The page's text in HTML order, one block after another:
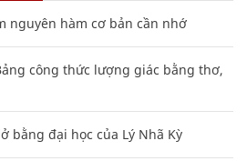
nguyên hàm cơ bản cần nhớ
công thức lượng giác bằng thơ,
bằng đại học của Lý Nhã Kỳ